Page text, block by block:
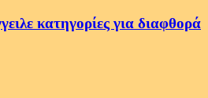
κατηγορίες για διαφθορά